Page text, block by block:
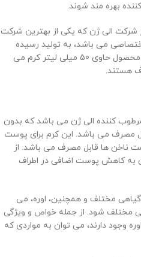
بهره مند شوند.
شرکت الی ژن که یکی از بهترین شرکت
می باشد، به تولید رسیده
است. هر یک از بسته بندی های این محصول حاوی 50 میلی لیتر کرم می
هستند.
کننده الی ژن می باشد که بدون
مصرف می باشد. این کرم برای پوست
ناخن ها قابل مصرف می باشد. از
به کاهش پوست اضافی در اطراف
مختلف و همچنین، اوره، می
مختلف شود. از جمله خواص و ویژگی
وجود دارند، می توان به مواردی که